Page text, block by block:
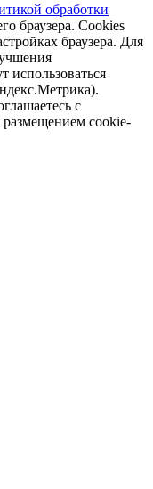
обработки
браузера. Cookies
браузера. Для
использоваться
с
cookie-